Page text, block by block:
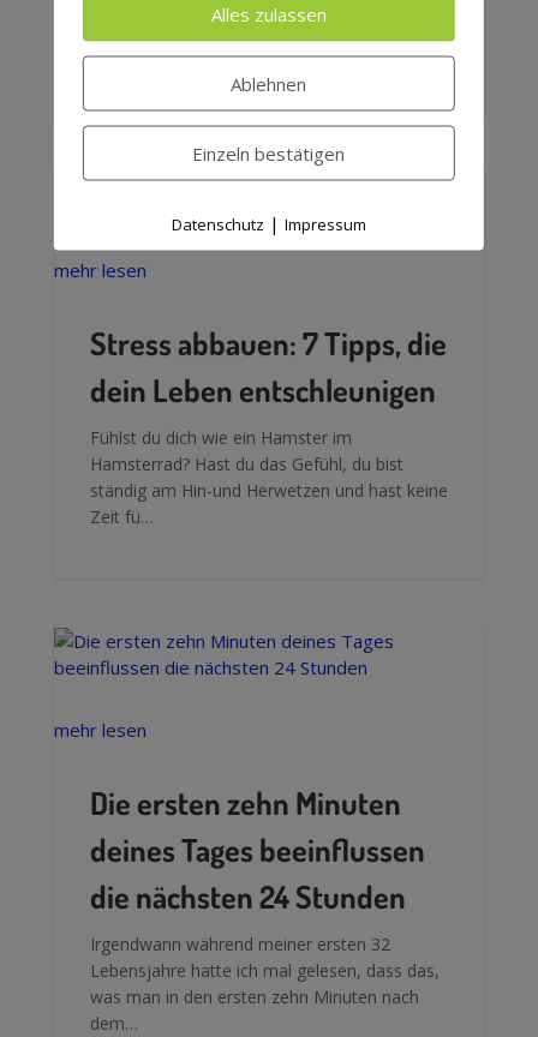
Endlosschleife.
mehr lesen
Stress abbauen: 7 Tipps, die
dein Leben entschleunigen
Fühlst du dich wie ein Hamster im
Hamsterrad? Hast du das Gefühl, du bist
ständig am Hin-und Herwetzen und hast keine
Zeit fü…
mehr lesen
Die ersten zehn Minuten
deines Tages beeinflussen
die nächsten 24 Stunden
Irgendwann während meiner ersten 32
Lebensjahre hatte ich mal gelesen, dass das,
was man in den ersten zehn Minuten nach
dem…
Alles zulassen
Ablehnen
Einzeln bestätigen
Datenschutz | Impressum